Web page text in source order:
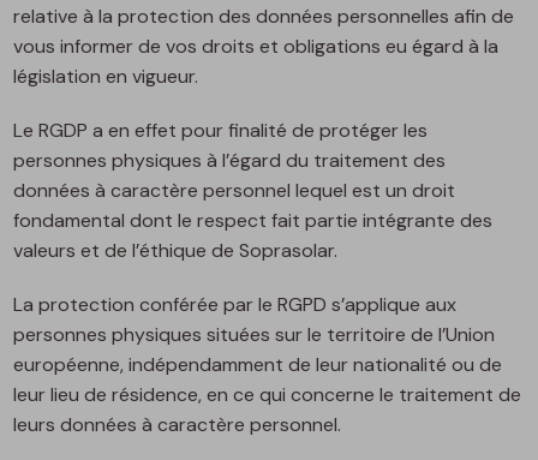
relative à la protection des données personnelles afin de
vous informer de vos droits et obligations eu égard à la
législation en vigueur.
Le RGDP a en effet pour finalité de protéger les
personnes physiques à l’égard du traitement des
données à caractère personnel lequel est un droit
fondamental dont le respect fait partie intégrante des
valeurs et de l’éthique de Soprasolar.
La protection conférée par le RGPD s’applique aux
personnes physiques situées sur le territoire de l’Union
européenne, indépendamment de leur nationalité ou de
leur lieu de résidence, en ce qui concerne le traitement de
leurs données à caractère personnel.